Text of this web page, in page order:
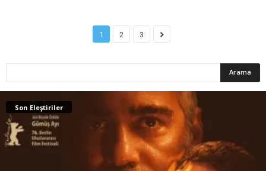
1 2 3
Son Eleştiriler